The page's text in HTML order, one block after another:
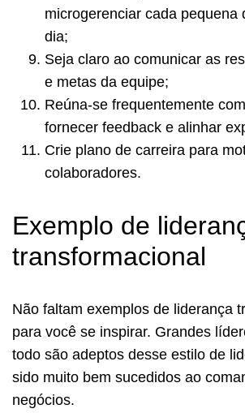
microgerenciar cada pequena
dia;
Seja claro ao comunicar as
e metas da equipe;
Reúna-se frequentemente
fornecer feedback e alinhar
Crie plano de carreira para
colaboradores.
Exemplo de
transformacional
Não faltam exemplos de liderança
para você se inspirar. Grandes
todo são adeptos desse estilo de
sido muito bem sucedidos ao
negócios.